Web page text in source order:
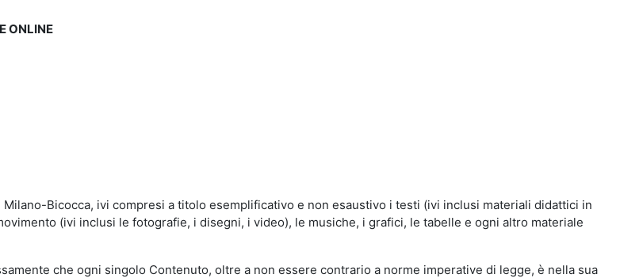
ONLINE
Bicocca, ivi compresi a titolo esemplificativo e non esaustivo i testi (ivi inclusi materiali didattici in
(ivi inclusi le fotografie, i disegni, i video), le musiche, i grafici, le tabelle e ogni altro materiale
che ogni singolo Contenuto, oltre a non essere contrario a norme imperative di legge, è nella sua